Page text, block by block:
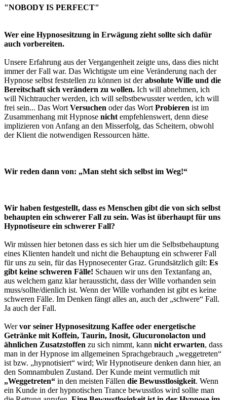
"NOBODY IS PERFECT"
Wer eine Hypnosesitzung in Erwägung zieht sollte sich dafür
auch vorbereiten.
Unsere Erfahrung aus der Vergangenheit zeigte uns, dass dies nicht
immer der Fall war. Das Wichtigste um eine Veränderung nach der
Hypnose selbst feststellen zu können ist derabsolute Wille und die
Bereitschaft sich verändern zu wollen. Ich will abnehmen, ich
will Nichtraucher werden, ich will selbstbewusster werden, ich will
frei sein... Das Wort Versuchen oder das Wort Probieren ist im
Zusammenhang mit Hypnose nicht empfehlenswert, denn diese
implizieren von Anfang an den Misserfolg, das Scheitern, obwohl
der Klient die notwendigen Ressourcen hätte.
Wir reden dann von: „Man steht sich selbst im Weg!“
Wir haben festgestellt, dass es Menschen gibt die von sich selbst
behaupten ein schwerer Fall zu sein. Was ist überhaupt für uns
Hypnotiseure ein schwerer Fall?
Wir müssen hier betonen dass es sich hier um die Selbstbehauptung
eines Klienten handelt und nicht die Behauptung ein schwerer Fall
für uns zu sein, für das Hypnosecenter Graz. Grundsätzlich gilt: Es
gibt keine schweren Fälle! Schauen wir uns den Textanfang an,
aus welchem ganz klar heraussticht, dass der Wille vorhanden sein
muss/sollte/dienlich ist. Wenn der Wille vorhanden ist gibt es keine
schweren Fälle. Im Denken fängt alles an, auch der „schwere“ Fall.
Ja auch der Fall.
Wervor seiner Hypnosesitzung Kaffee oder energetische
Getränke mit Koffein, Taurin, Inosit, Glucuronolacton und
ähnlichen Zusatzstoffen zu sich nimmt, kann nicht erwarten, dass
man in der Hypnose im allgemeinen Sprachgebrauch „weggetreten“
ist bzw. „hypnotisiert“ wird; Wir Hypnotiseure denken dann hier, an
den Somnambulen Zustand. Der Kunde meint vermutlich mit
„Weggetreten“ in den meisten Fällen die Bewusstlosigkeit. Wenn
ein Kunde in der hypnotischen Trance bewusstlos wird sollte man